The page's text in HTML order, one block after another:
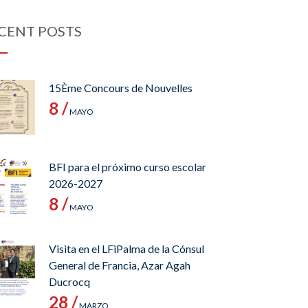
POSTS
15Ème Concours de Nouvelles
8 /MAYO
BFI para el próximo curso escolar
2026-2027
8 /MAYO
Visita en el LFiPalma de la Cónsul
General de Francia, Azar Agah
Ducrocq
28 /MARZO